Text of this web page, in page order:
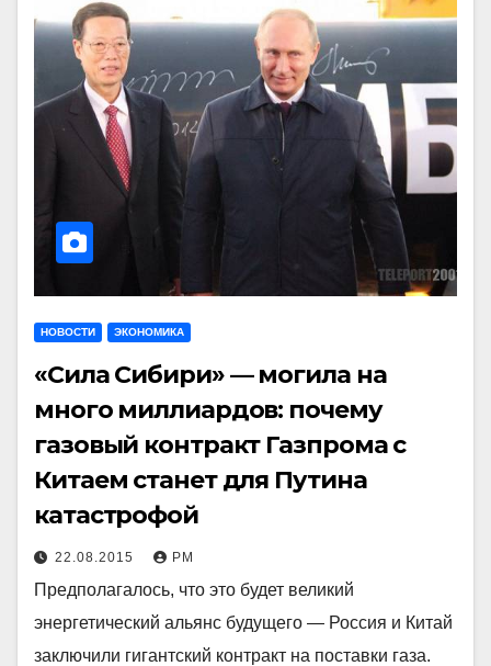
НОВОСТИ ЭКОНОМИКА
«Сила Сибири» — могила на
много миллиардов: почему
газовый контракт Газпрома с
Китаем станет для Путина
катастрофой
22.08.2015 РМ
Предполагалось, что это будет великий
энергетический альянс будущего — Россия и Китай
заключили гигантский контракт на поставки газа.